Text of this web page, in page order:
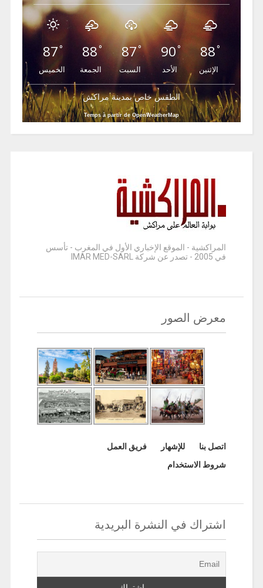
87°
الخميس
88°
الجمعة
87°
السبت
90°
الأحد
88°
الإثنين
الطقس خاص بمدينة مراكش
Temps à partir de OpenWeatherMap
المراكشية - الموقع الإخباري الأول في المغرب - تأسس
في 2005 - تصدر عن شركة IMAR MED-SARL
معرض الصور
اتصل بنا للإشهار
فريق العمل
شروط الاستخدام
اشتراك في النشرة البريدية